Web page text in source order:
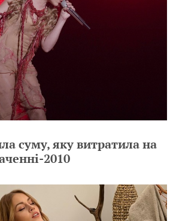
суму, яку витратила на
2010